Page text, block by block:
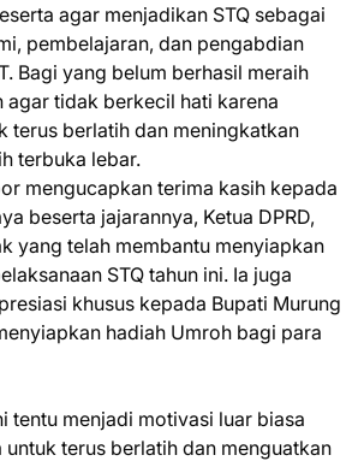
agar menjadikan STQ sebagai
pembelajaran, dan pengabdian
Bagi yang belum berhasil meraih
agar tidak berkecil hati karena
terus berlatih dan meningkatkan
terbuka lebar.
mengucapkan terima kasih kepada
beserta jajarannya, Ketua DPRD,
yang telah membantu menyiapkan
STQ tahun ini. Ia juga
khusus kepada Bupati Murung
hadiah Umroh bagi para
tentu menjadi motivasi luar biasa
terus berlatih dan menguatkan